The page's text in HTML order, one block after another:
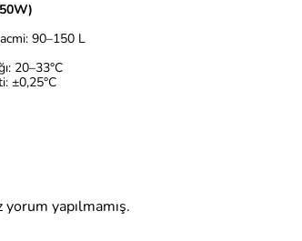
90–150 L
20–33°C
±0,25°C
yapılmamış.